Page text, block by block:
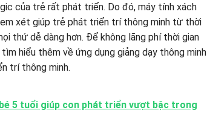
của trẻ rất phát triển. Do đó, máy tính xách
xét giúp trẻ phát triển trí thông minh từ thời
thứ dễ dàng hơn. Để không lãng phí thời gian
hiểu thêm về ứng dụng giảng dạy thông minh
trí thông minh.
5 tuổi giúp con phát triển vượt bậc trong